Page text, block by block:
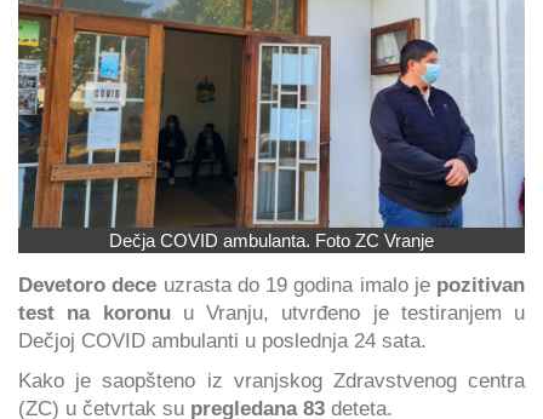
Dečja COVID ambulanta. Foto ZC Vranje
Devetoro dece uzrasta do 19 godina imalo jepozitivan
test na koronuu Vranju, utvrđeno je testiranjem u
Dečjoj COVID ambulanti u poslednja 24 sata.
Kako je saopšteno iz vranjskog Zdravstvenog centra
(ZC) u četvrtak su pregledana 83 deteta.